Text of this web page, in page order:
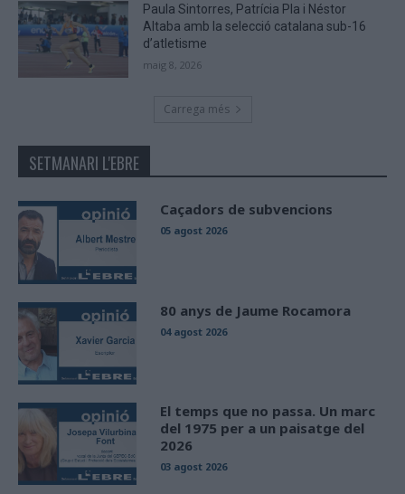
Paula Sintorres, Patrícia Pla i Néstor
Altaba amb la selecció catalana sub-16
d’atletisme
maig 8, 2026
Carrega més
SETMANARI L'EBRE
Caçadors de subvencions
05 agost 2026
80 anys de Jaume Rocamora
04 agost 2026
El temps que no passa. Un marc
del 1975 per a un paisatge del
2026
03 agost 2026